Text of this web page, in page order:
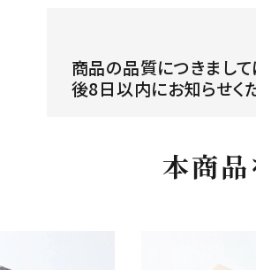
商品の品質につきまして
後8日以内にお知らせく
本商